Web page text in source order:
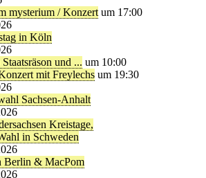
mysterium / Konzert um 17:00
in Köln
und ... um 10:00
mit Freylechs um 19:30
Sachsen-Anhalt
Kreistage,
in Schweden
Berlin & MacPom